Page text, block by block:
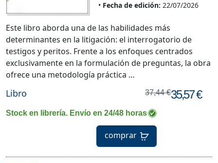
Fecha de edición: 22/07/2026
Libro 37,44 €35,57 €
Stock en librería. Envío en 24/48 horas
comprar
Este libro aborda una de las habilidades más
determinantes en la litigación: el interrogatorio de
testigos y peritos. Frente a los enfoques centrados
exclusivamente en la formulación de preguntas, la obra
ofrece una metodología práctica …